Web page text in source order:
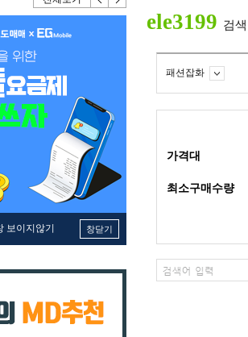
보이지않기 창닫기
ele3199 검
패션잡화
가격대
최소구매수량